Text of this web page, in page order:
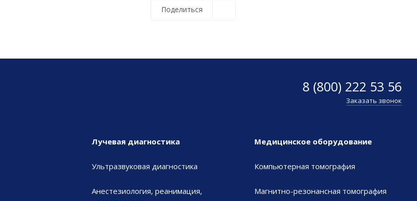
Поделиться
8 (800) 222 53 56
Заказать звонок
Лучевая диагностика
Ультразвуковая диагностика
Анестезиология, реанимация,
Медицинское оборудование
Компьютерная томография
Магнитно-резонансная томография